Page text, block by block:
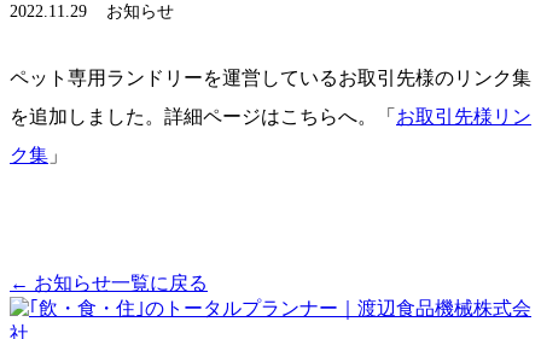
2022.11.29 お知らせ
ペット専用ランドリーを運営しているお取引先様のリンク集
を追加しました。詳細ページはこちらへ。「 お取引先様リン
ク集 」
← お知らせ一覧に戻る